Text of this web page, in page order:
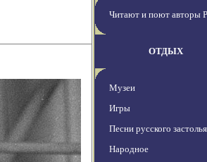
Читают и поют авторы
ОТДЫХ
Музеи
Игры
Песни русского застолья
Народное